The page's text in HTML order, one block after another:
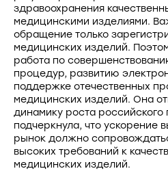
здравоохранения
медицинскими изделиями.
обращение только
медицинских изделий.
работа по
процедур, развитию
поддержке отечественных
медицинских изделий. Она
динамику роста российского
подчеркнула, что ускорение
рынок должно
высоких требований к
медицинских изделий.